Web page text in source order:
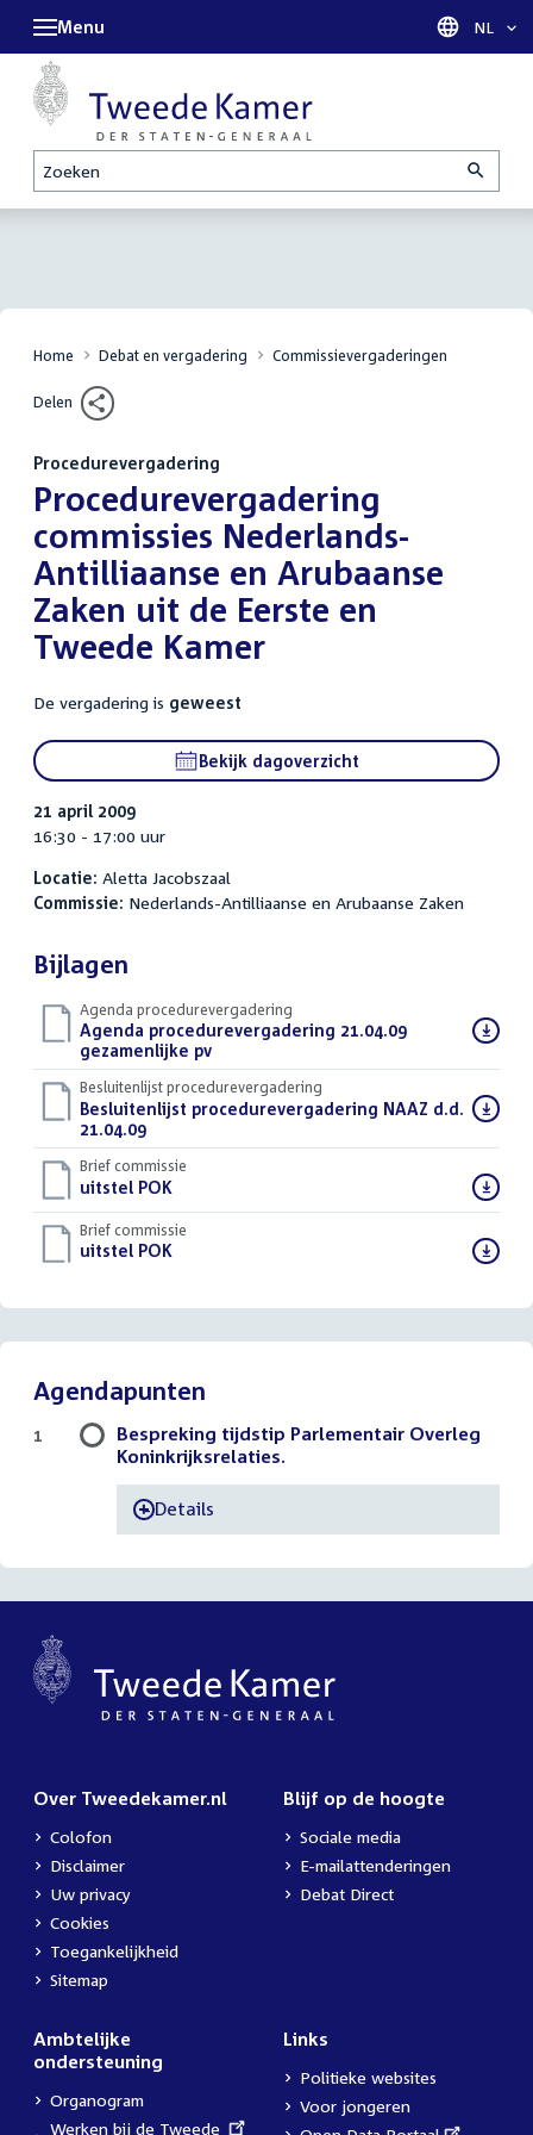
Zoeken
Menu Taal
NL
Home Debat en vergadering Commissievergaderingen
Delen
Procedurevergadering
:Procedurevergadering
commissies Nederlands-
Antilliaanse en Arubaanse
Zaken uit de Eerste en
Tweede Kamer
De vergadering is geweest
Bekijk dagoverzicht
21 april 2009
16:30 - 17:00 uur
Locatie: Aletta Jacobszaal
Commissie: Nederlands-Antilliaanse en Arubaanse Zaken
Bijlagen
Agenda procedurevergadering
Download
bestand:
Agenda procedurevergadering 21.04.09
gezamenlijke pv(PDF)
Besluitenlijst procedurevergadering
Download
bestand:
Besluitenlijst procedurevergadering NAAZ d.d.
21.04.09(PDF)
Brief commissie
Download
bestand:
uitstel POK(DOC)
Brief commissie
Download
uitstel POK(DOC)
Agendapunten
Bespreking tijdstip Parlementair Overleg
Koninkrijksrelaties.
-Details
1
Over Tweedekamer.nl
Colofon
Disclaimer
Uw privacy
Cookies
Toegankelijkheid
Sitemap
Blijf op de hoogte
Sociale media
E-mailattenderingen
Debat Direct
Ambtelijke
ondersteuning
Organogram
External
Werken bij de Tweede
Links
Politieke websites
Voor jongeren